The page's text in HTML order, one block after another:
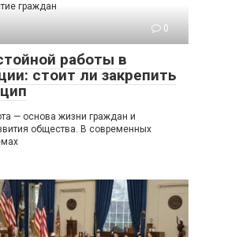
граждан
0
работы в
стоит ли закрепить
— основа жизни граждан и
общества. В современных